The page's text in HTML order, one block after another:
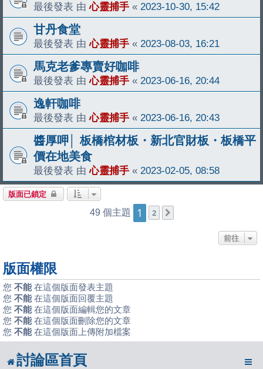
最後發表 由心靈捕手 « 2023-10-30, 15:42
甘丹食堂
最後發表 由心靈捕手 « 2023-08-03, 16:21
馬克老爹專賣好咖啡
最後發表 由心靈捕手 « 2023-06-16, 20:44
逸軒咖啡
最後發表 由心靈捕手 « 2023-06-16, 20:43
醬厚呷│ 板橋棺材板・新北官財板・板橋平
價在地美食
最後發表 由心靈捕手 « 2023-02-05, 08:58
版面已鎖定
49 個主題 1 2
前往
版面權限
您 不能在這個版面發表主題
您 不能在這個版面回覆主題
您 不能在這個版面編輯您的文章
您 不能在這個版面刪除您的文章
您 不能在這個版面上傳附加檔案
討論區首頁